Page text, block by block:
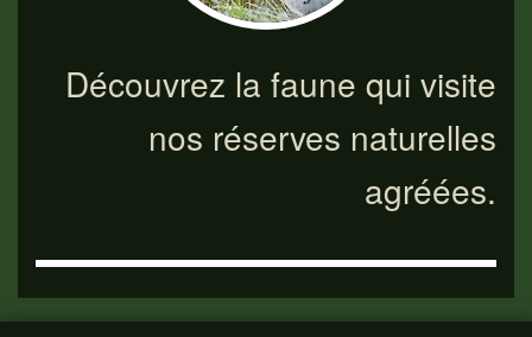
Découvrez la faune qui visite
nos réserves naturelles
agréées.